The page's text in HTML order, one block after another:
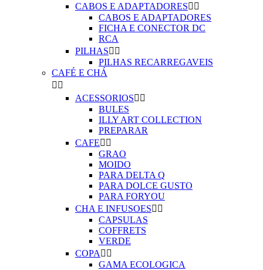
CABOS E ADAPTADORES 
CABOS E ADAPTADORES
FICHA E CONECTOR DC
RCA
PILHAS 
PILHAS RECARREGAVEIS
CAFÉ E CHÁ
 
ACESSORIOS 
BULES
ILLY ART COLLECTION
PREPARAR
CAFE 
GRAO
MOIDO
PARA DELTA Q
PARA DOLCE GUSTO
PARA FORYOU
CHA E INFUSOES 
CAPSULAS
COFFRETS
VERDE
COPA  
GAMA ECOLOGICA